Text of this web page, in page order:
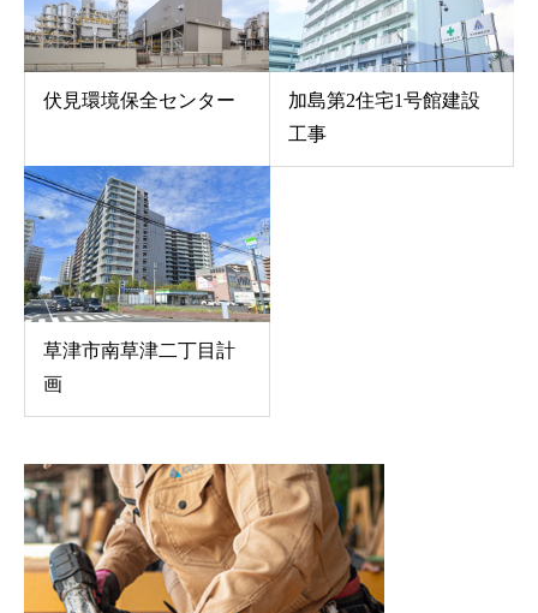
伏見環境保全センター
加島第2住宅1号館建設
工事
草津市南草津二丁目計
画